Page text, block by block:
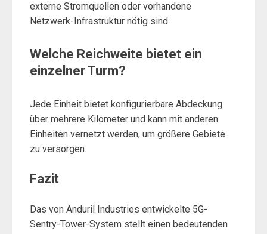
externe Stromquellen oder vorhandene
Netzwerk-Infrastruktur nötig sind.
Welche Reichweite bietet ein
einzelner Turm?
Jede Einheit bietet konfigurierbare Abdeckung
über mehrere Kilometer und kann mit anderen
Einheiten vernetzt werden, um größere Gebiete
zu versorgen.
Fazit
Das von Anduril Industries entwickelte 5G-
Sentry-Tower-System stellt einen bedeutenden